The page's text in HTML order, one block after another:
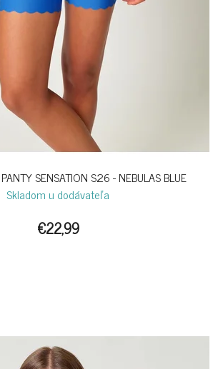
SENSATION S26 - NEBULAS BLUE
Skladom u dodávateľa
€22,99